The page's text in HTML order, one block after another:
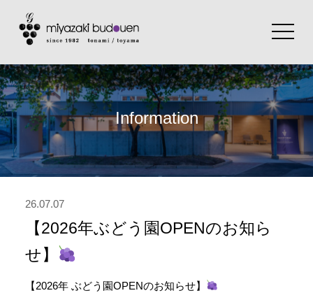
Information
26.07.07
【2026年ぶどう園OPENのお知ら
せ】
【2026年 ぶどう園OPENのお知らせ】